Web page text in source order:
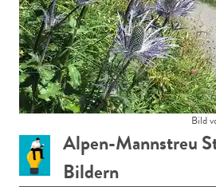
Bild
Alpen-Mannstreu
Bildern